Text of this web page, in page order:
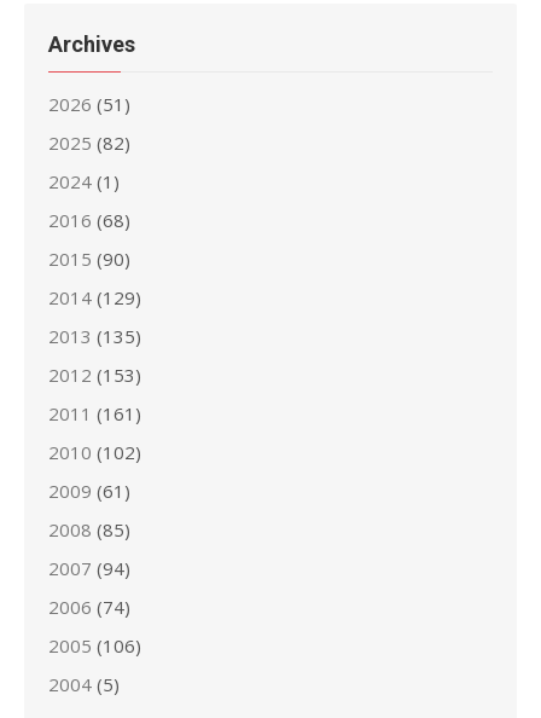
Archives
2026 (51)
2025 (82)
2024 (1)
2016 (68)
2015 (90)
2014 (129)
2013 (135)
2012 (153)
2011 (161)
2010 (102)
2009 (61)
2008 (85)
2007 (94)
2006 (74)
2005 (106)
2004 (5)